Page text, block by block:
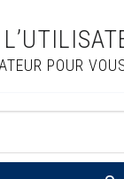
POUR